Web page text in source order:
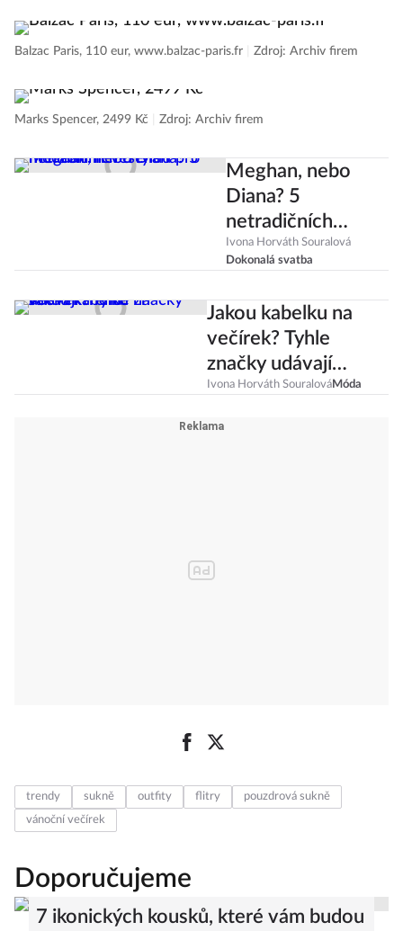
Balzac Paris, 110 eur, www.balzac-paris.fr Zdroj: Archiv firem
Marks Spencer, 2499 Kč Zdroj: Archiv firem
Meghan, nebo
Diana? 5
netradičních
trendů pro
moderní nevěsty
Ivona Horváth Souralová
Dokonalá svatba
Jakou kabelku na
večírek? Tyhle
značky udávají
trend!
Ivona Horváth SouralováMóda
trendy sukně outfity flitry
pouzdrová sukně
vánoční večírek
Doporučujeme
7 ikonických kousků, které vám budou